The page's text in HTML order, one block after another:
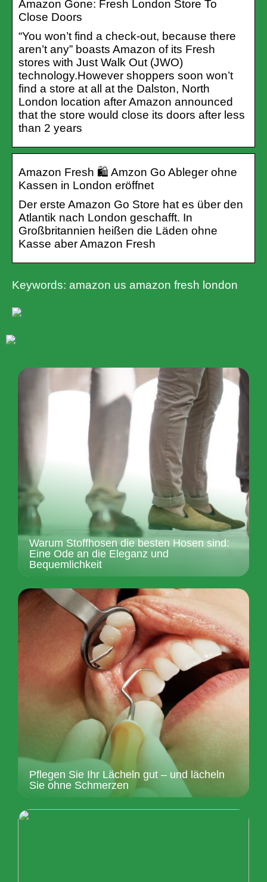
Amazon Gone: Fresh London Store To
Close Doors
“You won’t find a check-out, because there
aren’t any” boasts Amazon of its Fresh
stores with Just Walk Out (JWO)
technology.However shoppers soon won’t
find a store at all at the Dalston, North
London location after Amazon announced
that the store would close its doors after less
than 2 years
Amazon Fresh 🛍 Amzon Go Ableger ohne
Kassen in London eröffnet
Der erste Amazon Go Store hat es über den
Atlantik nach London geschafft. In
Großbritannien heißen die Läden ohne
Kasse aber Amazon Fresh
Keywords: amazon us amazon fresh london
Warum Stoffhosen die besten Hosen sind:
Eine Ode an die Eleganz und
Bequemlichkeit
Pflegen Sie Ihr Lächeln gut – und lächeln
Sie ohne Schmerzen